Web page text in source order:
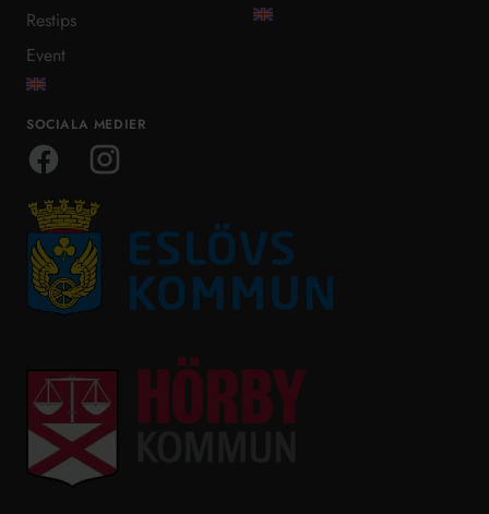
Restips
Event
SOCIALA MEDIER
Facebook